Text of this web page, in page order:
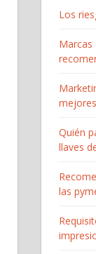
Los
Marcas
Quién
llaves
las